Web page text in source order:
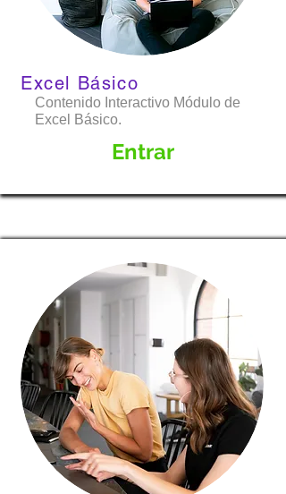
Contenido Interactivo Módulo de
Excel Básico.
Excel Básico
Entrar